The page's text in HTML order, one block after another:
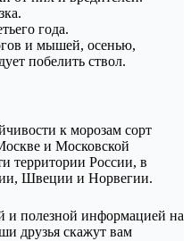
года.
и мышей, осенью,
побелить ствол.
к морозам сорт
и Московской
территории России, в
Швеции и Норвегии.
и полезной информацией на
друзья скажут вам